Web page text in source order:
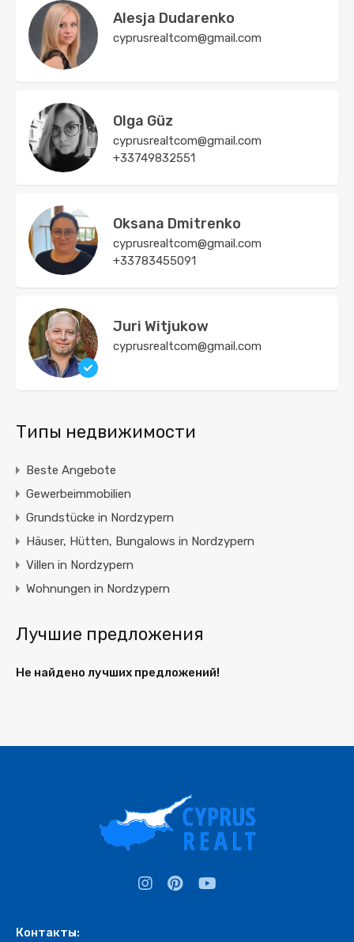
Alesja Dudarenko
cyprusrealtcom@gmail.com
Olga Güz
cyprusrealtcom@gmail.com
+33749832551
Oksana Dmitrenko
cyprusrealtcom@gmail.com
+33783455091
Juri Witjukow
cyprusrealtcom@gmail.com
Типы недвижимости
Beste Angebote
Gewerbeimmobilien
Grundstücke in Nordzypern
Häuser, Hütten, Bungalows in Nordzypern
Villen in Nordzypern
Wohnungen in Nordzypern
Лучшие предложения
Не найдено лучших предложений!
Контакты: